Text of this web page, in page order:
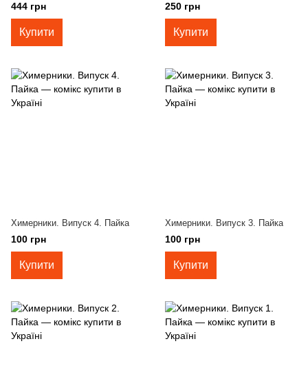
444 грн
Купити
250 грн
Купити
Химерники. Випуск 4. Пайка
100 грн
Купити
Химерники. Випуск 3. Пайка
100 грн
Купити